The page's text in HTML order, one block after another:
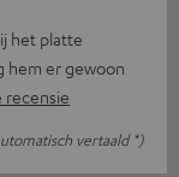
het platte
hem er gewoon
recensie
vertaald *)